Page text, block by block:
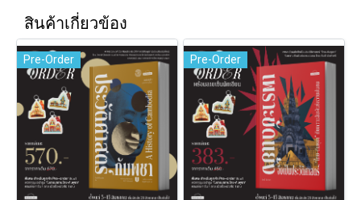
สินค้าเกี่ยวข้อง
Pre-Order Pre-Order